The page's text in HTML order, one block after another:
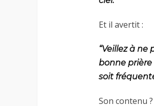
Et il avertit :
“Veillez à
bonne prière
soit
Son contenu